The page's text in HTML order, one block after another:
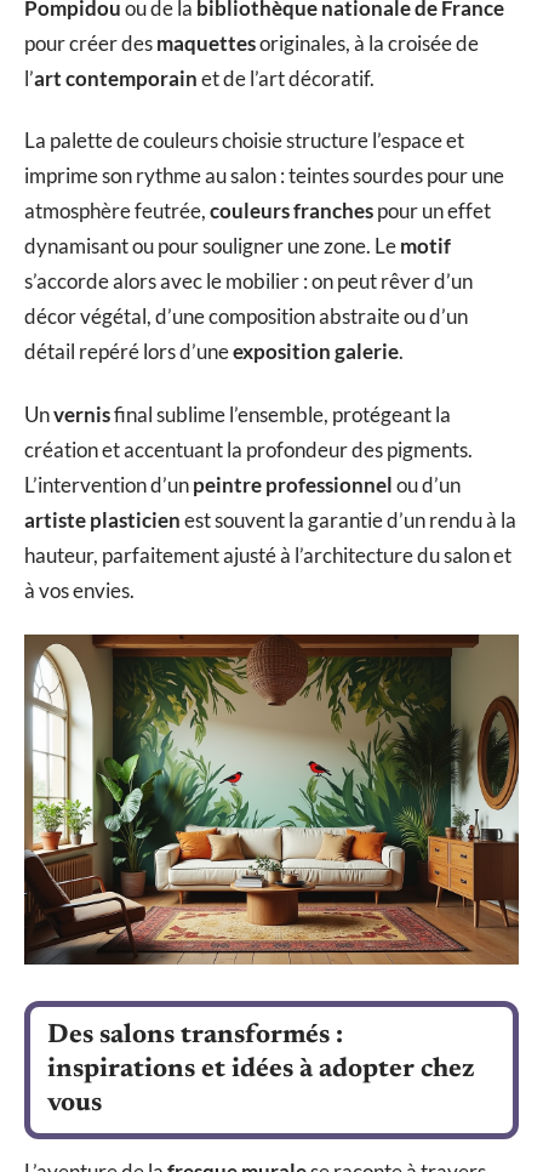
Pompidouou de la bibliothèque nationale de France
pour créer desmaquettesoriginales, à la croisée de
l’art contemporainet de l’art décoratif.
La palette de couleurs choisie structure l’espace et
imprime son rythme au salon : teintes sourdes pour une
atmosphère feutrée,couleurs franchespour un effet
dynamisant ou pour souligner une zone. Lemotif
s’accorde alors avec le mobilier : on peut rêver d’un
décor végétal, d’une composition abstraite ou d’un
détail repéré lors d’uneexposition galerie.
Unvernisfinal sublime l’ensemble, protégeant la
création et accentuant la profondeur des pigments.
L’intervention d’unpeintre professionnelou d’un
artiste plasticienest souvent la garantie d’un rendu à la
hauteur, parfaitement ajusté à l’architecture du salon et
à vos envies.
Des salons transformés :
inspirations et idées à adopter chez
vous